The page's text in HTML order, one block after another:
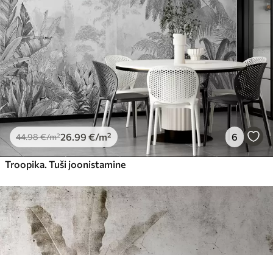
44.98€/m²26 .99 €/m² 6
Troopika. Tuši joonistamine